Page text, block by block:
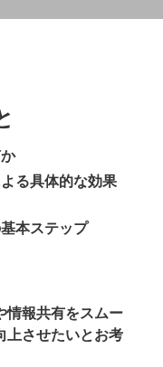
る具体的な効果
本ステップ
情報共有をスムー
上させたいとお考